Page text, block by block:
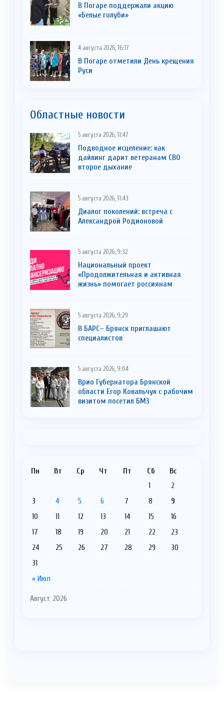
В Погаре поддержали акцию
«Белые голуби»
4 августа 2026, 16:17
В Погаре отметили День крещения
Руси
Областные новости
5 августа 2026, 11:47
Подводное исцеление: как
дайвинг дарит ветеранам СВО
второе дыхание
5 августа 2026, 11:43
Диалог поколений: встреча с
Александрой Родионовой
5 августа 2026, 9:32
Национальный проект
«Продолжительная и активная
жизнь» помогает россиянам
5 августа 2026, 9:29
В БАРС– Брянcк приглaшают
cпециaлистoв
5 августа 2026, 9:04
Врио Губернатора Брянской
области Егор Ковальчук с рабочим
визитом посетил БМЗ
Август 2026
Пн Вт Ср Чт Пт Сб Вс
« Июл
1
2
3
4 5 6 7 8
9
10
11 12 13 14 15
16
17
18 19 20 21 22
23
24
25 26 27 28 29
30
31